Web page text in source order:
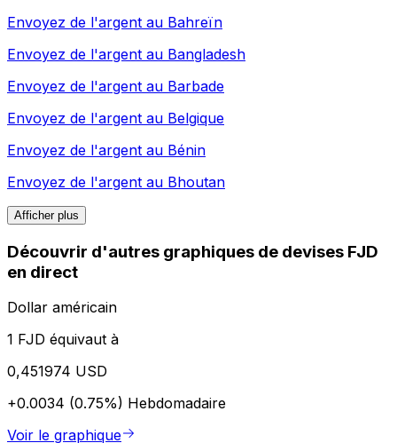
Envoyez de l'argent au Bahreïn
Envoyez de l'argent au Bangladesh
Envoyez de l'argent au Barbade
Envoyez de l'argent au Belgique
Envoyez de l'argent au Bénin
Envoyez de l'argent au Bhoutan
Afficher plus
Découvrir d'autres graphiques de devises FJD
en direct
Dollar américain
1 FJD équivaut à
0,451974 USD
+0.0034 (0.75%) Hebdomadaire
Voir le graphique